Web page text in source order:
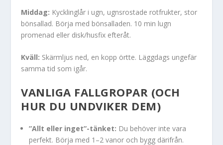
Middag: Kycklinglår i ugn, ugnsrostade rotfrukter, stor
bönsallad. Börja med bönsalladen. 10 min lugn
promenad eller disk/husfix efteråt.
Kväll: Skärmljus ned, en kopp örtte. Läggdags ungefär
samma tid som igår.
VANLIGA FALLGROPAR (OCH
HUR DU UNDVIKER DEM)
”Allt eller inget”-tänket: Du behöver inte vara
perfekt. Börja med 1–2 vanor och bygg därifrån.